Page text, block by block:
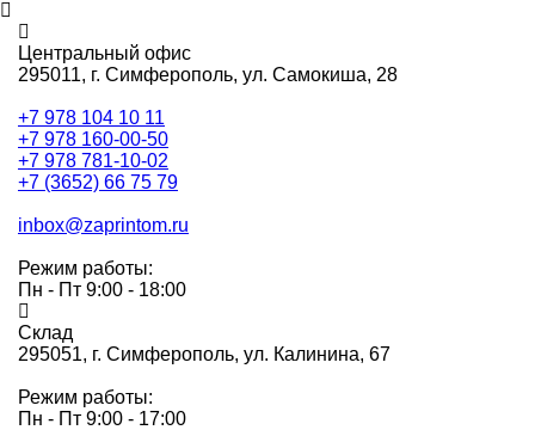
Центральный офис
295011, г. Симферополь, ул. Самокиша, 28
+7 978 104 10 11
+7 978 160-00-50
+7 978 781-10-02
+7 (3652) 66 75 79
inbox@zaprintom.ru
Режим работы:
Пн - Пт 9:00 - 18:00
Склад
295051, г. Симферополь, ул. Калинина, 67
Режим работы:
Пн - Пт 9:00 - 17:00